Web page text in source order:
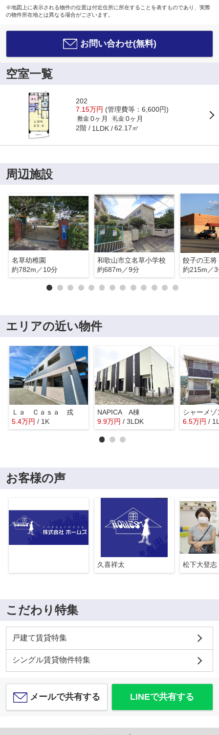
※地図上に表示される物件の位置は付近住所に所在することを表すものであり、実際
の物件所在地とは異なる場合がございます。
お問い合わせ(無料)
空室一覧
202
7.15万円 (管理費等：6,600円)
敷金 0ヶ月 礼金 0ヶ月
2階 1LDK 62.17㎡
周辺施設
名草幼稚園
約782m／10分
和歌山市立名草小学校
約687m／9分
餃子の王将
約215m／
エリアの近い物件
Ｌａ Ｃａｓａ 戎
5.4万円 / 1K
NAPICA A棟
9.9万円 / 3LDK 6.5万円 /
お客様の声
久喜祥太 松下大登志
こだわり特集
戸建て賃貸特集
シングル賃貸物件特集
メールで共有する LINEで共有する